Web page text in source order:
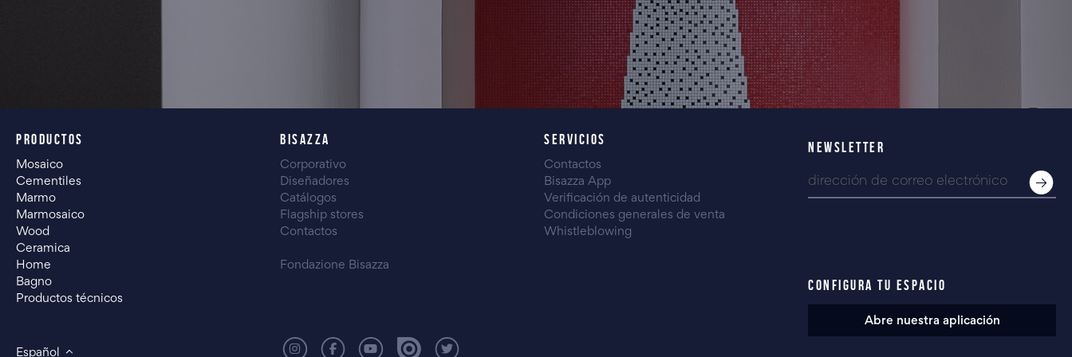
PRODUCTOS
Mosaico
Cementiles
Marmo
Marmosaico
Wood
Ceramica
Home
Bagno
Productos técnicos
BISAZZA
Corporativo
Diseñadores
Catálogos
Flagship stores
Contactos
Fondazione Bisazza
SERVICIOS
Contactos
Bisazza App
Verificación de autenticidad
Condiciones generales de venta
Whistleblowing
NEWSLETTER
CONFIGURA TU ESPACIO
Abre nuestra aplicación
Español